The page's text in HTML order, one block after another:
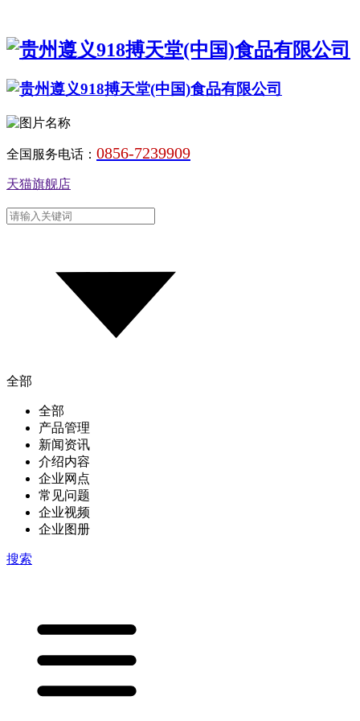
全国服务电话： 0856-7239909
天猫旗舰店
全部
全部
产品管理
新闻资讯
介绍内容
企业网点
常见问题
企业视频
企业图册
搜索